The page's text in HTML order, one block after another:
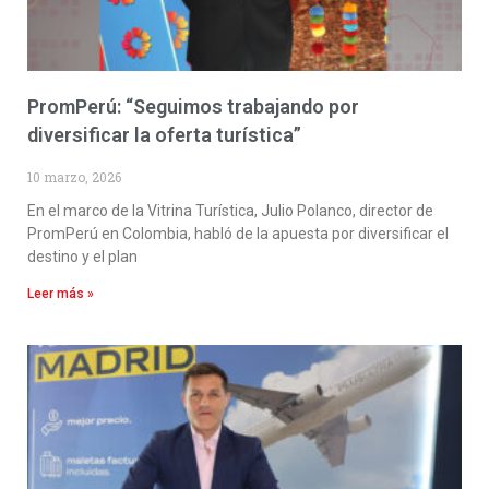
PromPerú: “Seguimos trabajando por
diversificar la oferta turística”
10 marzo, 2026
En el marco de la Vitrina Turística, Julio Polanco, director de
PromPerú en Colombia, habló de la apuesta por diversificar el
destino y el plan
Leer más »